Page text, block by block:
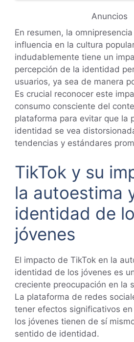
Anuncios
En resumen, la
influencia en la cultura
indudablemente tiene un
percepción de la identidad
usuarios, ya sea de manera
Es crucial reconocer este
consumo consciente del
plataforma para evitar que la
identidad se vea
tendencias y estándares
TikTok y su
la autoestima
identidad de
jóvenes
El impacto de TikTok en la
identidad de los jóvenes es
creciente preocupación en la
La plataforma de redes
tener efectos significativos
los jóvenes tienen de sí
sentido de identidad.